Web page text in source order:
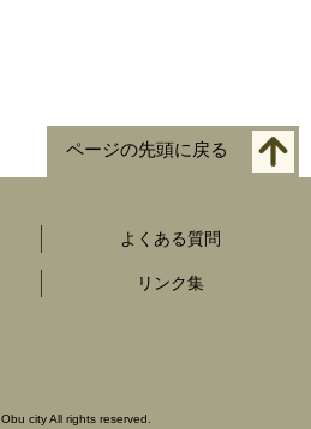
ページの先頭に戻る
よくある質問
リンク集
Obu city All rights reserved.